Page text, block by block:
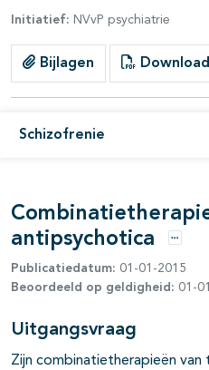
Initiatief: NVvP psychiatrie
Bijlagen
Schizofrenie
open- en
open- en
open- en
open- en
open- en
open- en
antipsychotica
Opties
Publicatiedatum: 01-01-2015
Beoordeeld op geldigheid: 01-
Uitgangsvraag
Zijn combinatietherapieën